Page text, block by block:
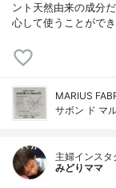
ント天然由来の成分
心して使うことがで
MARIUS
サボン ド マ
主婦インスタ
みどりママ